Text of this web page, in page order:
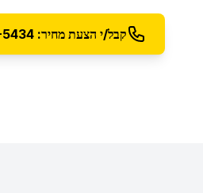
קבל/י הצעת מחיר: 054-742-5434